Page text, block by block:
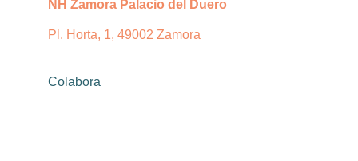
NH Zamora Palacio del Duero
Pl. Horta, 1, 49002 Zamora
Colabora